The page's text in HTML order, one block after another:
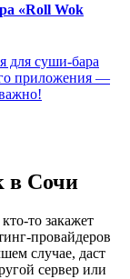
«Roll Wok
для суши-бара
приложения —
в Сочи
то закажет
провайдеров
случае, даст
сервер или